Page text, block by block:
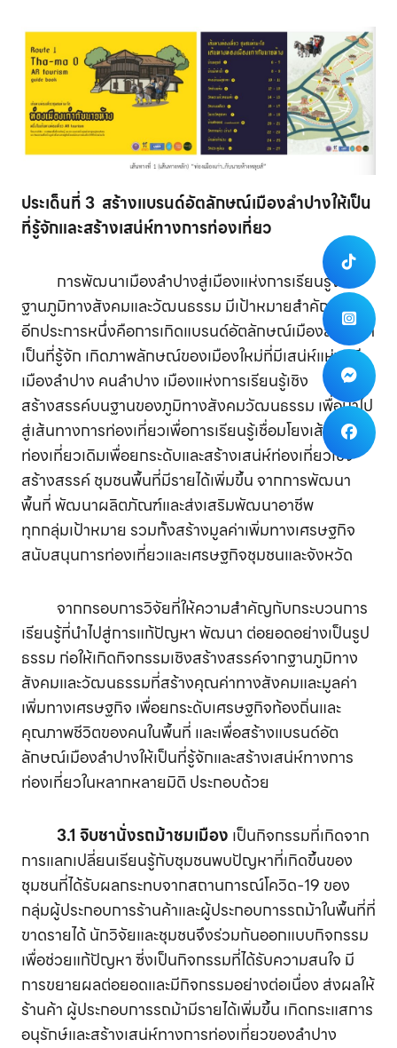
ประเด็นที่ 3 สร้างแบรนด์อัตลักษณ์เมืองลำปางให้เป็น
ที่รู้จักและสร้างเสน่ห์ทางการท่องเที่ยว
การพัฒนาเมืองลำปางสู่เมืองแห่งการเรียนรู้จาก
ฐานภูมิทางสังคมและวัฒนธรรม มีเป้าหมายสำคัญ
อีกประการหนึ่งคือการเกิดแบรนด์อัตลักษณ์เมืองลำปางที่
เป็นที่รู้จัก เกิดภาพลักษณ์ของเมืองใหม่ที่มีเสน่ห์แห่งวิถี
เมืองลำปาง คนลำปาง เมืองแห่งการเรียนรู้เชิง
สร้างสรรค์บนฐานของภูมิทางสังคมวัฒนธรรม เพื่อนำไป
สู่เส้นทางการท่องเที่ยวเพื่อการเรียนรู้เชื่อมโยงเส้นทาง
ท่องเที่ยวเดิมเพื่อยกระดับและสร้างเสน่ห์ท่องเที่ยวเชิง
สร้างสรรค์ ชุมชนพื้นที่มีรายได้เพิ่มขึ้น จากการพัฒนา
พื้นที่ พัฒนาผลิตภัณฑ์และส่งเสริมพัฒนาอาชีพ
ทุกกลุ่มเป้าหมาย รวมทั้งสร้างมูลค่าเพิ่มทางเศรษฐกิจ
สนับสนุนการท่องเที่ยวและเศรษฐกิจชุมชนและจังหวัด
จากกรอบการวิจัยที่ให้ความสำคัญกับกระบวนการ
เรียนรู้ที่นำไปสู่การแก้ปัญหา พัฒนา ต่อยอดอย่างเป็นรูป
ธรรม ก่อให้เกิดกิจกรรมเชิงสร้างสรรค์จากฐานภูมิทาง
สังคมและวัฒนธรรมที่สร้างคุณค่าทางสังคมและมูลค่า
เพิ่มทางเศรษฐกิจ เพื่อยกระดับเศรษฐกิจท้องถิ่นและ
คุณภาพชีวิตของคนในพื้นที่ และเพื่อสร้างแบรนด์อัต
ลักษณ์เมืองลำปางให้เป็นที่รู้จักและสร้างเสน่ห์ทางการ
ท่องเที่ยวในหลากหลายมิติ ประกอบด้วย
3.1 จิบชานั่งรถม้าชมเมือง เป็นกิจกรรมที่เกิดจาก
การแลกเปลี่ยนเรียนรู้กับชุมชนพบปัญหาที่เกิดขึ้นของ
ชุมชนที่ได้รับผลกระทบจากสถานการณ์โควิด-19 ของ
กลุ่มผู้ประกอบการร้านค้าและผู้ประกอบการรถม้าในพื้นที่ที่
ขาดรายได้ นักวิจัยและชุมชนจึงร่วมกันออกแบบกิจกรรม
เพื่อช่วยแก้ปัญหา ซี่งเป็นกิจกรรมที่ได้รับความสนใจ มี
การขยายผลต่อยอดและมีกิจกรรมอย่างต่อเนื่อง ส่งผลให้
ร้านค้า ผู้ประกอบการรถม้ามีรายได้เพิ่มขึ้น เกิดกระแสการ
อนุรักษ์และสร้างเสน่ห์ทางการท่องเที่ยวของลำปาง